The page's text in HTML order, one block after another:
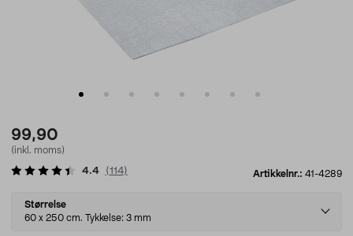
99,90
(inkl. moms)
Artikkelnr.: 41-4289
4.4 (114)
Select
variant
Størrelse
60 x 250 cm. Tykkelse: 3 mm